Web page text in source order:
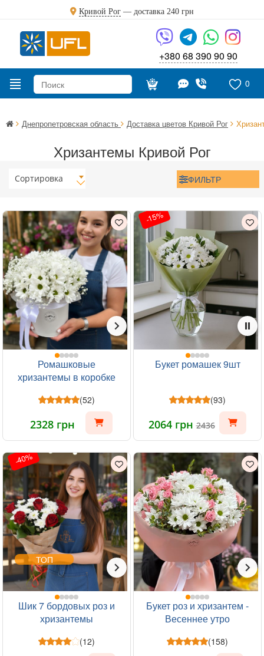
Кривой Рог — доставка 240 грн
+380 68 390 90 90
0
Днепропетровская область Доставка цветов Кривой Рог
Хризантемы Кривой Рог
Сортировка ФИЛЬТР
Ромашковые
хризантемы в коробке
(52)
2328 грн
-15%
Букет ромашек 9шт
(93)
2064 грн2436
-40%
ТОП
Шик 7 бордовых роз и
хризантемы
(12)
Букет роз и хризантем -
Весеннее утро
(158)